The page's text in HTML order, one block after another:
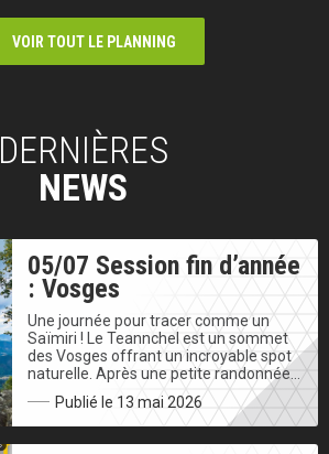
VOIR TOUT LE PLANNING
DERNIÈRES
NEWS
05/07 Session fin d’année
: Vosges
Une journée pour tracer comme un
Saïmiri ! Le Teannchel est un sommet
des Vosges offrant un incroyable spot
naturelle. Après une petite randonnée…
Publié le 13 mai 2026